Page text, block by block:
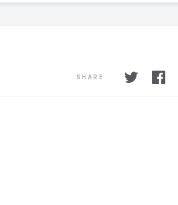
SHARE